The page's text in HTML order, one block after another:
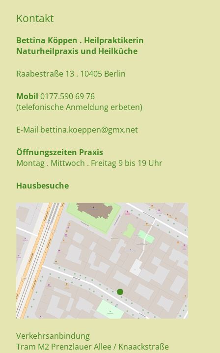
Kontakt
Bettina Köppen . Heilpraktikerin
Naturheilpraxis und Heilküche
Raabestraße 13 . 10405 Berlin
Mobil0177.590 69 76
(telefonische Anmeldung erbeten)
E-Mail bettina.koeppen@gmx.net
Öffnungszeiten Praxis
Montag . Mittwoch . Freitag 9 bis 19 Uhr
Hausbesuche
Verkehrsanbindung
Tram M2 Prenzlauer Allee / Knaackstraße